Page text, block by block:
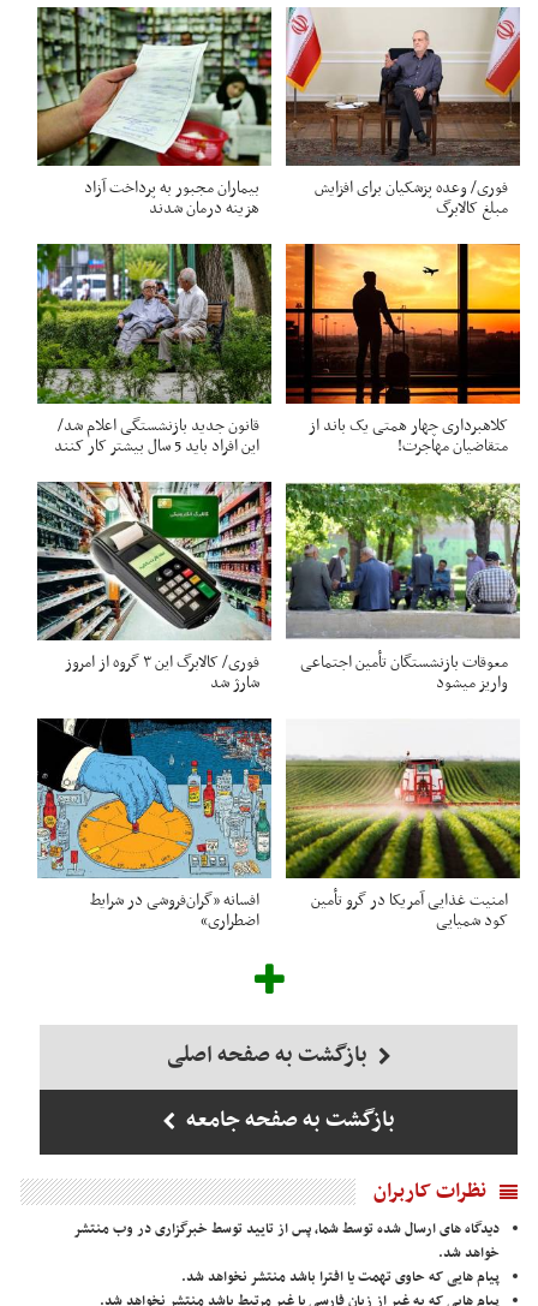
فوری/ وعده پزشکیان برای افزایش
مبلغ کالابرگ
بیماران مجبور به پرداخت آزاد
هزینه درمان شدند
کلاهبرداری چهار همتی یک باند از
متقاضیان مهاجرت!
قانون جدید بازنشستگی اعلام شد/
این افراد باید 5 سال بیشتر کار کنند
معوقات بازنشستگان تأمین اجتماعی
واریز میشود
فوری/ کالابرگ این ۳ گروه از امروز
شارژ شد
امنیت غذایی آمریکا در گرو تأمین
کود شمیایی
افسانه «گران‌فروشی در شرایط
اضطراری»
بازگشت به صفحه اصلی
بازگشت به صفحه جامعه
نظرات کاربران
دیدگاه های ارسال شده توسط شما، پس از تایید توسط خبرگزاری در وب منتشر
خواهد شد.
پیام هایی که حاوی تهمت یا افترا باشد منتشر نخواهد شد.
پیام هایی که به غیر از زبان فارسی یا غیر مرتبط باشد منتشر نخواهد شد.